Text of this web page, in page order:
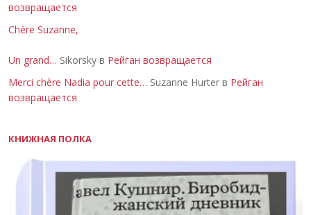
возвращается
Chère Suzanne,
Un grand… Sikorsky в Рейган возвращается
Merci chère Nadia pour cette… Suzanne Hurter в Рейган
возвращается
КНИЖНАЯ ПОЛКА